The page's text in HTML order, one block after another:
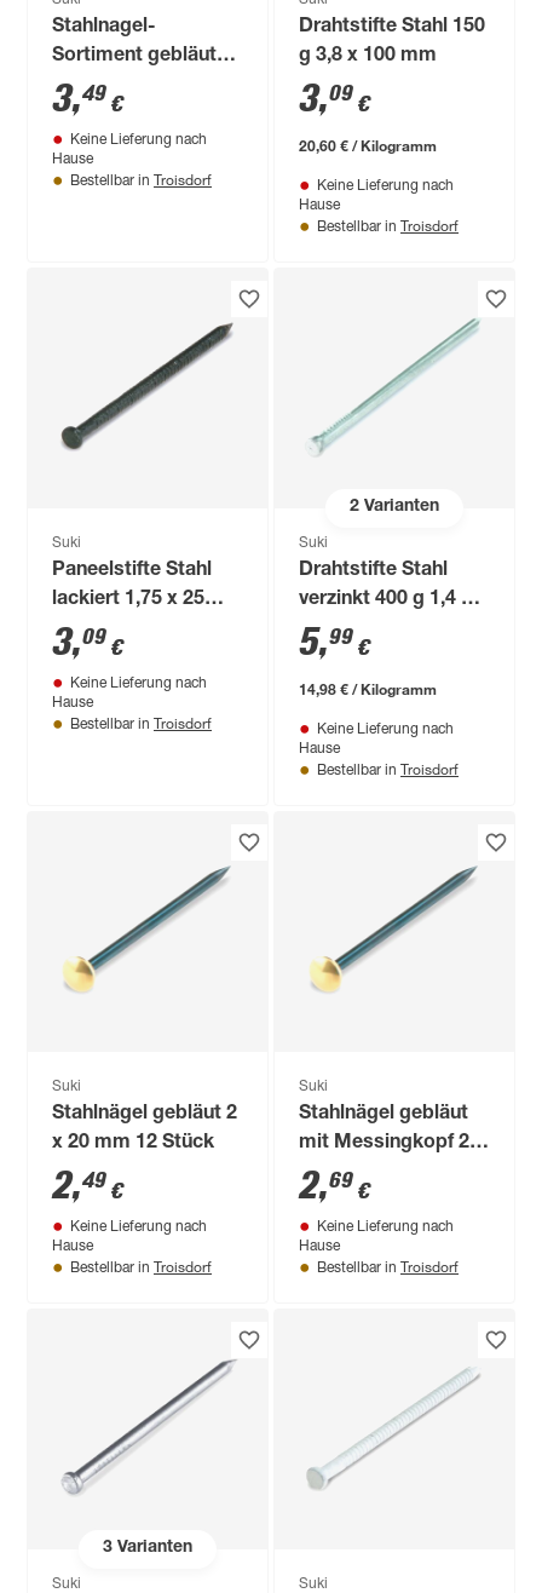
Stahlnagel-
Sortiment gebläut
mit Messingkopf 2 x
30/50 mm 15 Stück
3,49 €
Keine Lieferung nach
Hause
Bestellbar in Troisdorf
Drahtstifte Stahl 150
g 3,8 x 100 mm
3,09 €
20,60 € / Kilogramm
Keine Lieferung nach
Hause
Bestellbar in Troisdorf
Suki
Paneelstifte Stahl
lackiert 1,75 x 25
mm schwarz 100
Stück
3,09 €
Keine Lieferung nach
Hause
Bestellbar in Troisdorf
2Varianten
Suki
Drahtstifte Stahl
verzinkt 400 g 1,4 x
25 mm
5,99 €
14,98 € / Kilogramm
Keine Lieferung nach
Hause
Bestellbar in Troisdorf
Suki
Stahlnägel gebläut 2
x 20 mm 12 Stück
2,49 €
Keine Lieferung nach
Hause
Bestellbar in Troisdorf
Suki
Stahlnägel gebläut
mit Messingkopf 2 x
30 mm 11 Stück
2,69 €
Keine Lieferung nach
Hause
Bestellbar in Troisdorf
3Varianten
Suki Suki